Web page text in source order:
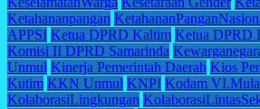
Ketahananpangan
APPSI Ketua DPRD Kaltim Ketua DPRD
Komisi II DPRD Samarinda
Unmul Kinerja Pemerintah Daerah Kios
Kutim KKN Unmul KNPI Kodam
KolaborasiLingkungan